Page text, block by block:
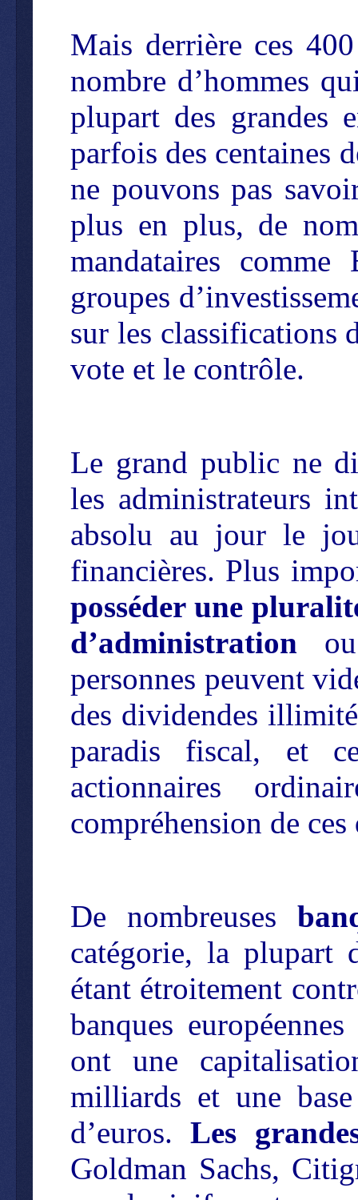
Mais derrière ces
nombre d’hommes
plupart des grandes
parfois des centaines
ne pouvons pas
plus en plus, de
mandataires
groupes
sur les classifications
vote et le contrôle.
Le grand public ne
les administrateurs
absolu au jour le
financières. Plus
posséder une
d’administration
personnes peuvent
des dividendes
paradis fiscal, et
actionnaires
compréhension de
De nombreuses
catégorie, la plupart
étant étroitement
banques
ont une
milliards et une
d’euros.Les
Goldman Sachs,